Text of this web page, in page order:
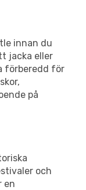
innan du
jacka eller
förberedd för
på
och
en